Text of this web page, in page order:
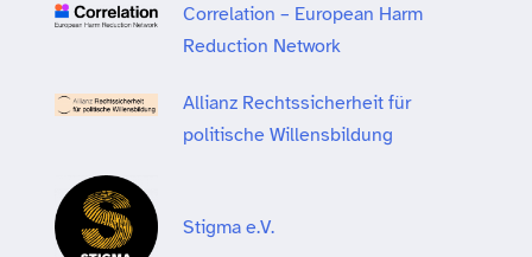
Correlation – European Harm
Reduction Network
Allianz Rechtssicherheit für
politische Willensbildung
Stigma e.V.